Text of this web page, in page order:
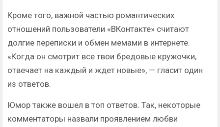
Кроме того, важной частью романтических
отношений пользователи «ВКонтакте» считают
долгие переписки и обмен мемами в интернете.
«Когда он смотрит все твои бредовые кружочки,
отвечает на каждый и ждет новые», — гласит один
из ответов.
Юмор также вошел в топ ответов. Так, некоторые
комментаторы назвали проявлением любви